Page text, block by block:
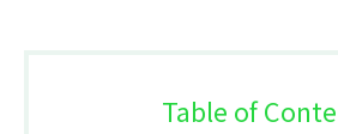
Table of